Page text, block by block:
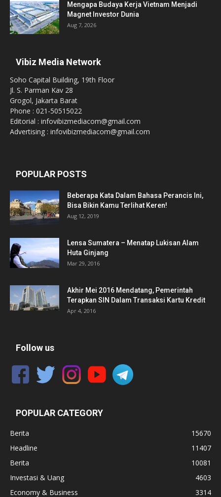
Mengapa Budaya Kerja Vietnam Menjadi
Magnet Investor Dunia
Aug 7, 2026
Vibiz Media Network
Soho Capital Building, 19th Floor
Jl. S. Parman Kav 28
Grogol, Jakarta Barat
Phone : 021-50515022
Editorial : infovibizmediacom@gmail.com
Advertising : infovibizmediacom@gmail.com
POPULAR POSTS
Beberapa Kata Dalam Bahasa Perancis Ini,
Bisa Bikin Kamu Terlihat Keren!
Aug 12, 2019
Lensa Sumatera – Menatap Lukisan Alam
Huta Ginjang
Mar 29, 2016
Akhir Mei 2016 Mendatang, Pemerintah
Terapkan SIN Dalam Transaksi Kartu Kredit
Apr 4, 2016
Follow us
POPULAR CATEGORY
Berita
15670
Headline
11407
Berita
10081
Investasi & Uang
4603
Economy & Business
3314